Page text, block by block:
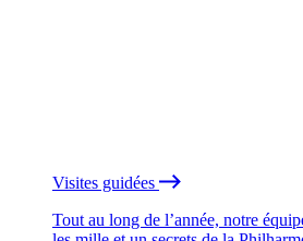
Visites guidées
Tout au long de l’année, notre